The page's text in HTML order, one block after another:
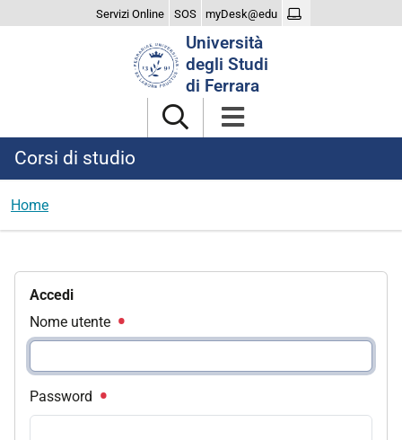
Servizi Online SOS myDesk@edu
Università
degli Studi
di Ferrara
Corsi di studio
Home
Accedi
Nome utente
Password